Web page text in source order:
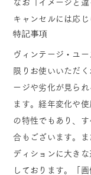
なお「イメージと
キャンセルには応
特記事項
ヴィンテージ・ユ
限りお使いいただ
ージや劣化が見ら
ます。経年変化や
の特性でもあり、
合もございます。
ディションに大き
しております。「